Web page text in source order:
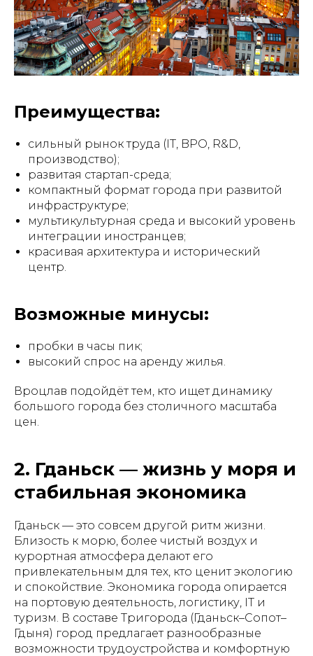
Преимущества:
сильный рынок труда (IT, BPO, R&D,
производство);
развитая стартап-среда;
компактный формат города при развитой
инфраструктуре;
мультикультурная среда и высокий уровень
интеграции иностранцев;
красивая архитектура и исторический
центр.
Возможные минусы:
пробки в часы пик;
высокий спрос на аренду жилья.
Вроцлав подойдёт тем, кто ищет динамику
большого города без столичного масштаба
цен.
2. Гданьск — жизнь у моря и
стабильная экономика
Гданьск — это совсем другой ритм жизни.
Близость к морю, более чистый воздух и
курортная атмосфера делают его
привлекательным для тех, кто ценит экологию
и спокойствие. Экономика города опирается
на портовую деятельность, логистику, IT и
туризм. В составе Тригорода (Гданьск–Сопот–
Гдыня) город предлагает разнообразные
возможности трудоустройства и комфортную